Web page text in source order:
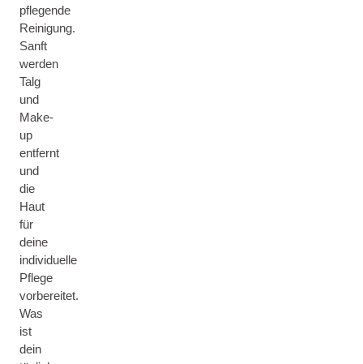
pflegende
Reinigung.
Sanft
werden
Talg
und
Make-
up
entfernt
und
die
Haut
für
deine
individuelle
Pflege
vorbereitet.
Was
ist
dein